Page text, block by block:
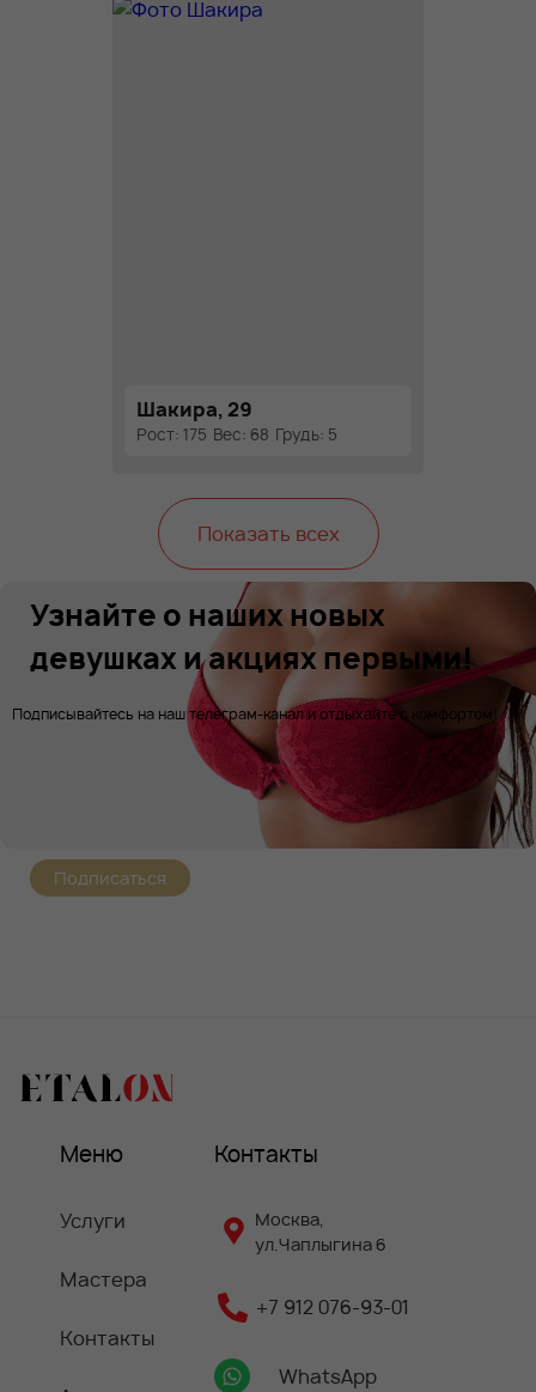
Шакира, 29
Рост: 175 Вес: 68 Грудь: 5
Показать всех
Узнайте о наших новых
девушках и акциях первыми!
Подписывайтесь на наш телеграм-канал и отдыхайте с комфортом!
Подписаться
Меню
Услуги
Мастера
Контакты
Контакты
Москва,
ул.Чаплыгина 6
+7 912 076-93-01
WhatsApp